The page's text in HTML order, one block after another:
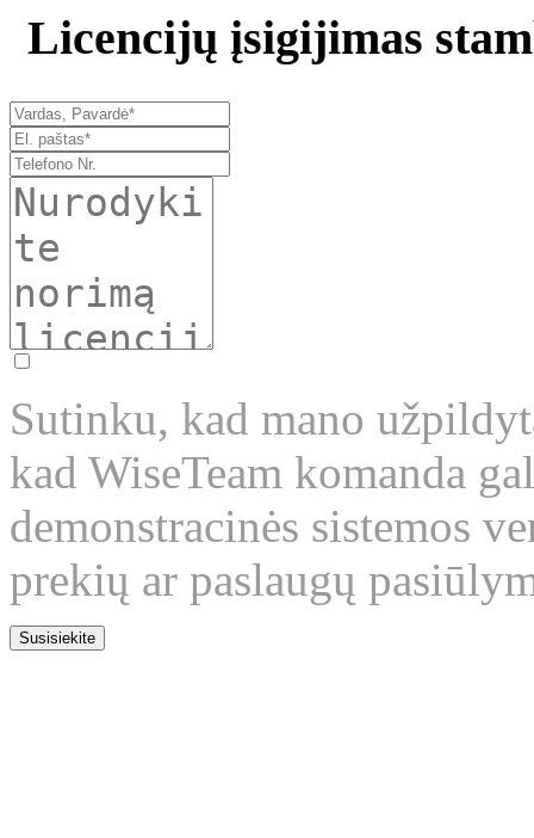
Licencijų įsigijimas
Sutinku, kad mano
kad WiseTeam komanda
demonstracinės sistemos
prekių ar paslaugų
Susisiekite